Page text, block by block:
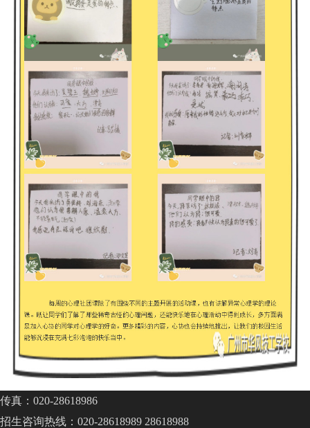
传真：020-28618986
招生咨询热线：020-28618989 28618988